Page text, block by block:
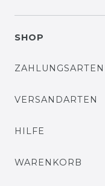
SHOP
ZAHLUNGSARTEN
VERSANDARTEN
HILFE
WARENKORB